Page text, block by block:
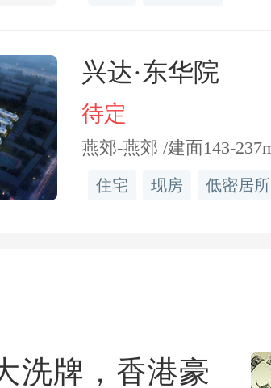
我的房子需要
合同，约定今
，“巧的是，2月10
去申请退款，没想
爽快”。
兴达·东华院
待定
燕郊-燕郊 /建面143-
住宅 现房 低密居所
洗牌，香港豪